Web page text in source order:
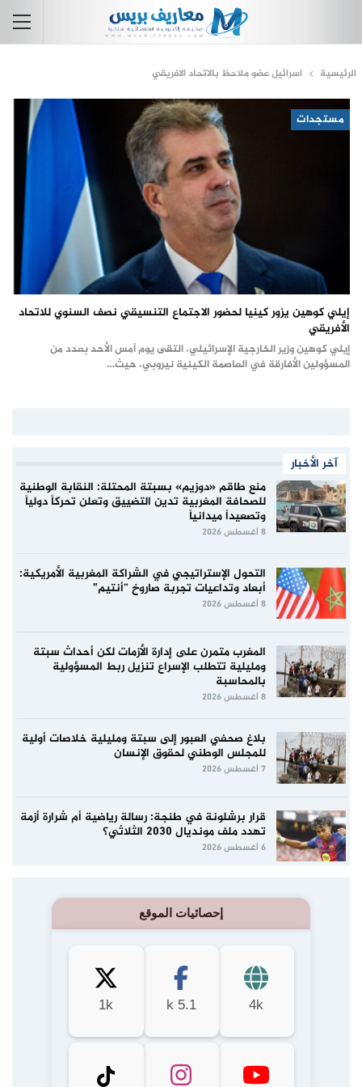
الرئيسية اسرائيل عضو ملاحظ بالاتحاد الافريقي
مستجدات
إيلي كوهين يزور كينيا لحضور الاجتماع التنسيقي نصف السنوي للاتحاد
الأفريقي
إيلي كوهين وزير الخارجية الإسرائيلي، التقى يوم أمس الأحد بعدد من
المسؤولين الأفارقة في العاصمة الكينية نيروبي، حيث…
آخر الأخبار
منع طاقم «دوزيم» بسبتة المحتلة: النقابة الوطنية
للصحافة المغربية تدين التضييق وتعلن تحركاً دولياً
وتصعيداً ميدانياً
8 أغسطس 2026
التحول الإستراتيجي في الشراكة المغربية الأمريكية:
أبعاد وتداعيات تجربة صاروخ “أنتيم”
8 أغسطس 2026
المغرب متمرن على إدارة الأزمات لكن أحداث سبتة
ومليلية تتطلب الإسراع تنزيل ربط المسؤولية
بالمحاسبة
8 أغسطس 2026
بلاغ صحفي العبور إلى سبتة ومليلية خلاصات أولية
للمجلس الوطني لحقوق الإنسان
7 أغسطس 2026
قرار برشلونة في طنجة: رسالة رياضية أم شرارة أزمة
تهدد ملف مونديال 2030 الثلاثي؟
6 أغسطس 2026
إحصائيات الموقع
4k
5.1 k
1k